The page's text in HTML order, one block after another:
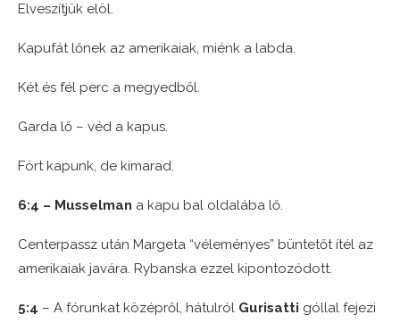
Elveszítjük elöl.
Kapufát lőnek az amerikaiak, miénk a labda.
Két és fél perc a megyedből.
Garda lő – véd a kapus.
Fórt kapunk, de kimarad.
6:4 – Musselman a kapu bal oldalába lő.
Centerpassz után Margeta “véleményes” büntetőt ítél az
amerikaiak javára. Rybanska ezzel kipontozódott.
5:4 – A fórunkat középről, hátulról Gurisatti góllal fejezi